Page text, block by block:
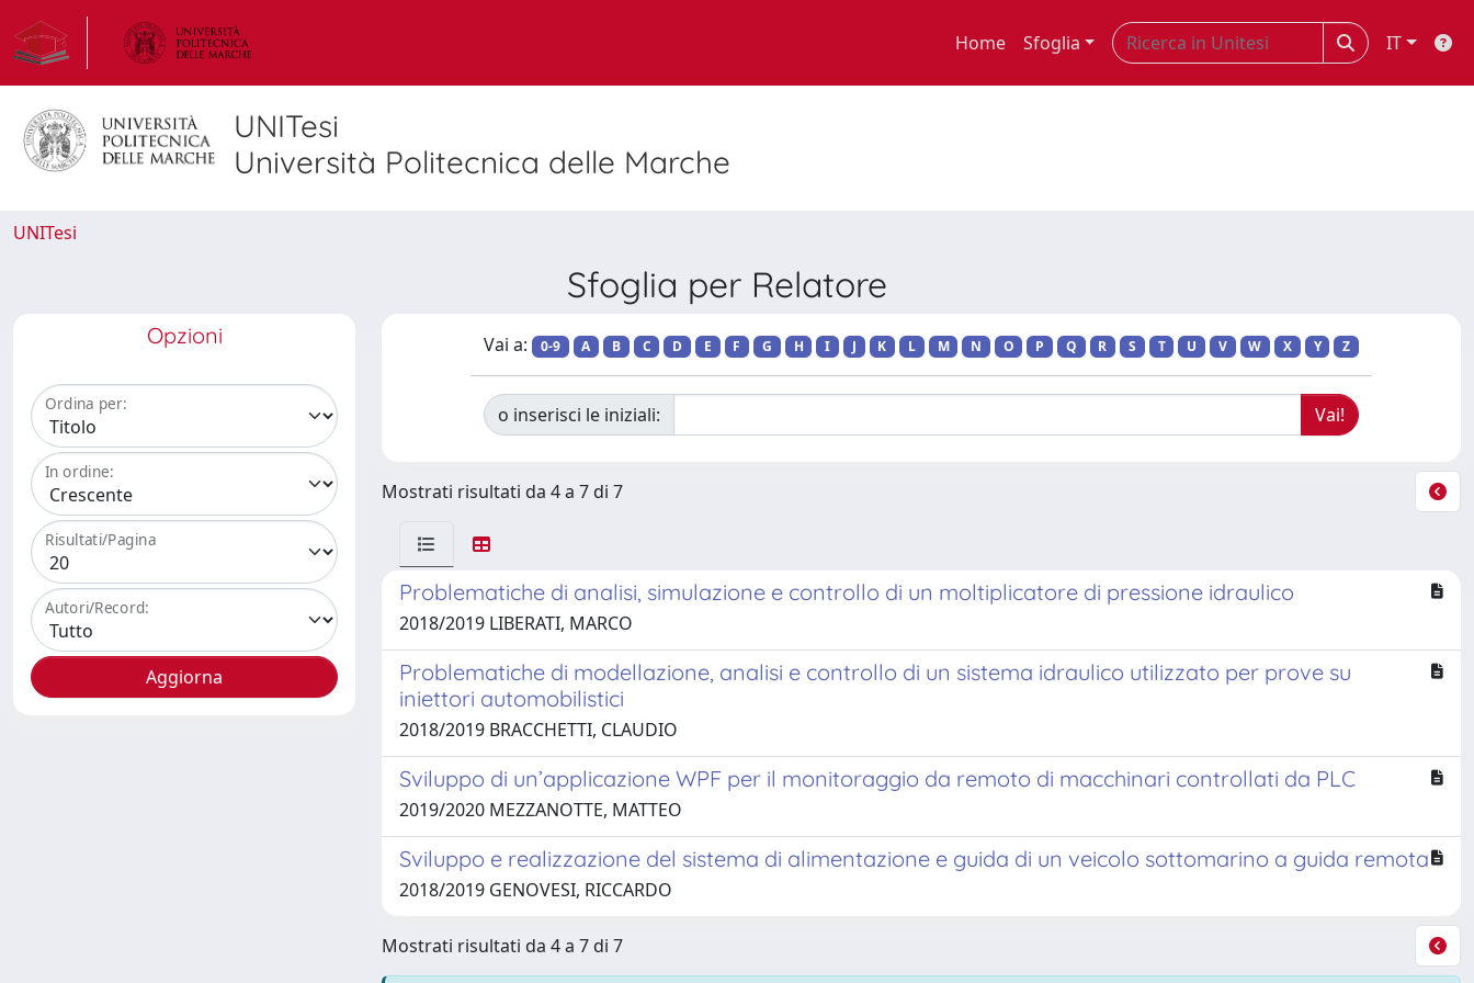
Home Sfoglia IT
UNITesi
Università Politecnica delle Marche
UNITesi
Sfoglia per Relatore
Opzioni
Ordina per:
In ordine:
Risultati/Pagina
Autori/Record:
Vai a: 0-9 A B C D E F G H I J K L M N O P Q R S T U V W X Y Z
o inserisci le iniziali:
Mostrati risultati da 4 a 7 di 7
Problematiche di analisi, simulazione e controllo di un moltiplicatore di pressione idraulico
2018/2019 LIBERATI, MARCO
Problematiche di modellazione, analisi e controllo di un sistema idraulico utilizzato per prove su
iniettori automobilistici
2018/2019 BRACCHETTI, CLAUDIO
Sviluppo di un’applicazione WPF per il monitoraggio da remoto di macchinari controllati da PLC
2019/2020 MEZZANOTTE, MATTEO
Sviluppo e realizzazione del sistema di alimentazione e guida di un veicolo sottomarino a guida remota
2018/2019 GENOVESI, RICCARDO
Mostrati risultati da 4 a 7 di 7